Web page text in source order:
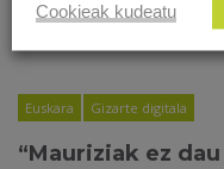
Euskara Gizarte digitala
“Mauriziak ez
Cookieak kudeatu